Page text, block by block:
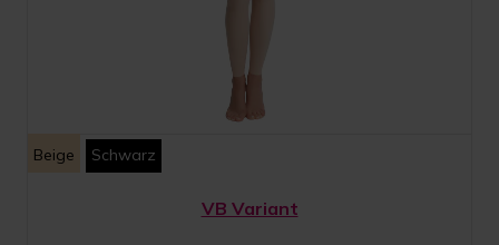
Beige Schwarz
VB Variant